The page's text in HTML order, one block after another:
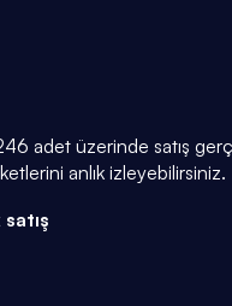
adet üzerinde satış
anlık izleyebilirsiniz.
satış